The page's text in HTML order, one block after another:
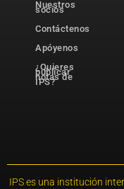
Nuestros
socios
Contáctenos
Apóyenos
¿Quieres
publicar
notas de
IPS?
IPS es una institución